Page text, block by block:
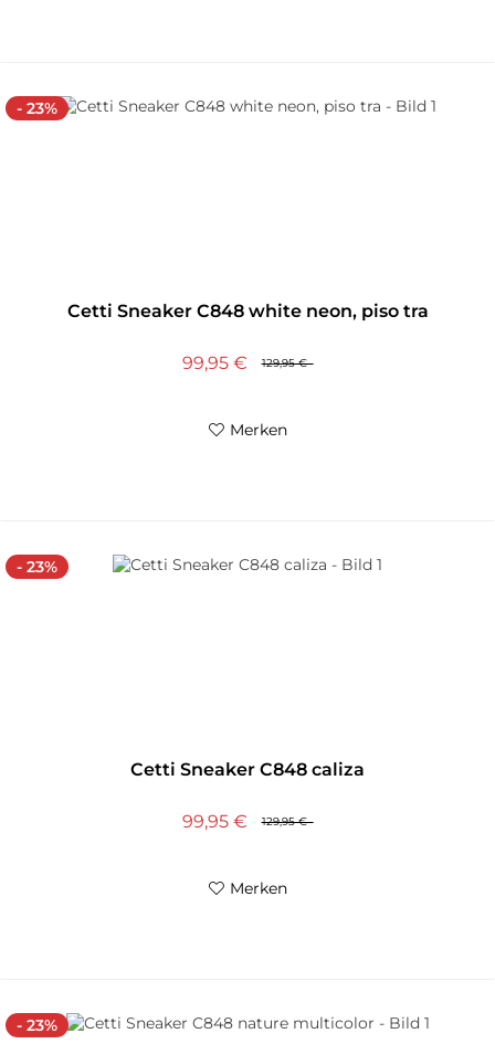
- 23%
Cetti Sneaker C848 white neon, piso tra
129,95 €
99,95 €
Merken
- 23%
Cetti Sneaker C848 caliza
129,95 €
99,95 €
Merken
- 23%